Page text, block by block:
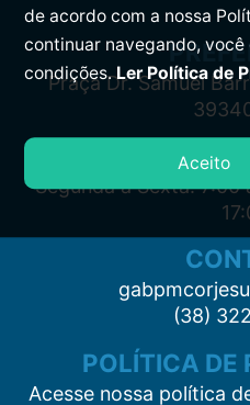
Praça Dr. Samuel
Segunda à Sexta: 7:00
(38)
POLÍTICA DE
Acesse nossa política
de acordo com a nossa
continuar navegando,
condições.Ler Política de
Aceito